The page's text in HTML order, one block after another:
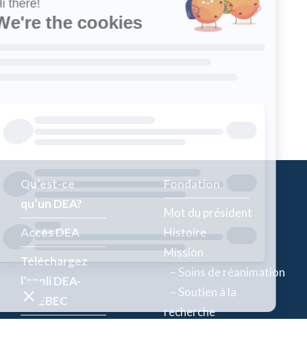
Qu’est-ce
qu’un DEA?
Accès DEA
Téléchargez
l’appli DEA-
QUÉBEC
Fondation
Mot du président
Histoire
Mission
– Soins de réanimation
– Soutien à la
recherche